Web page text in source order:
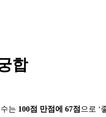
합
는 100점 만점에 67점 으로 ‘